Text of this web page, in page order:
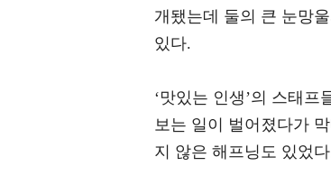
개됐는데 둘의 큰 눈망
있다.
‘맛있는 인생’의 스태
보는 일이 벌어졌다가
지 않은 해프닝도 있었